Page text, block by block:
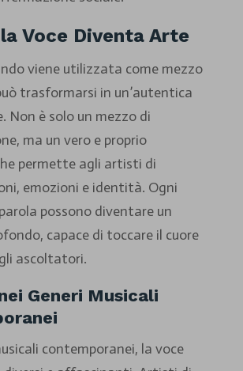
Voce Diventa Arte
viene utilizzata come mezzo
trasformarsi in un’autentica
Non è solo un mezzo di
ma un vero e proprio
permette agli artisti di
emozioni e identità. Ogni
possono diventare un
capace di toccare il cuore
ascoltatori.
Generi Musicali
contemporanei, la voce